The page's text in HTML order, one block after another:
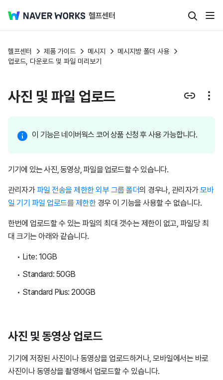
헬프센터 제품 가이드 메시지
메시지방 폴더 사용
업로드, 다운로드 및 파일 미리보기
사진 및 파일 업로드
이 기능은 네이버웍스 코어 상품 신청 후 사용 가능합니다.
기기에 있는 사진, 동영상, 파일을 업로드할 수 있습니다.
관리자가파일 전송을 제한한 외부 그룹 폴더의 경우나, 관리자가모바
일 기기 파일 업로드를 제한한경우 이 기능을 사용할 수 없습니다.
한번에 업로드할 수 있는 파일의 최대 갯수는 제한이 없고, 파일당 최
대 크기는 아래와 같습니다.
Lite: 10GB
Standard: 50GB
Standard Plus: 200GB
사진 및 동영상 업로드
기기에 저장된 사진이나 동영상을 업로드하거나, 모바일에서는 바로
사진이나 동영상을 촬영해서 업로드할 수 있습니다.